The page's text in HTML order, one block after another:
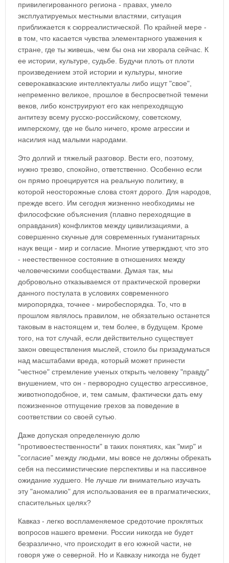
привилегированного региона - правах, умело
эксплуатируемых местными властями, ситуация
приближается к сюрреалистической. По крайней мере -
в том, что касается чувства элементарного уважения к
стране, где ты живешь, чем бы она ни хворала сейчас. К
ее истории, культуре, судьбе. Будучи плоть от плоти
произведением этой истории и культуры, многие
северокавказские интеллектуалы либо ищут "свое",
непременно великое, прошлое в беспросветной темени
веков, либо конструируют его как непреходящую
антитезу всему русско-российскому, советскому,
имперскому, где не было ничего, кроме агрессии и
насилия над малыми народами.
Это долгий и тяжелый разговор. Вести его, поэтому,
нужно трезво, спокойно, ответственно. Особенно если
он прямо проецируется на реальную политику, в
которой неосторожные слова стоят дорого. Для народов,
прежде всего. Им сегодня жизненно необходимы не
философские объяснения (плавно переходящие в
оправдания) конфликтов между цивилизациями, а
совершенно скучные для современных гуманитарных
наук вещи - мир и согласие. Многие утверждают, что это
- неестественное состояние в отношениях между
человеческими сообществами. Думая так, мы
добровольно отказываемся от практической проверки
данного постулата в условиях современного
миропорядка, точнее - миробеспорядка. То, что в
прошлом являлось правилом, не обязательно останется
таковым в настоящем и, тем более, в будущем. Кроме
того, на тот случай, если действительно существует
закон овеществления мыслей, стоило бы призадуматься
над масштабами вреда, который может принести
"честное" стремление ученых открыть человеку "правду"
внушением, что он - первородно существо агрессивное,
животноподобное, и, тем самым, фактически дать ему
пожизненное отпущение грехов за поведение в
соответствии со своей сутью.
Даже допуская определенную долю
"противоестественности" в таких понятиях, как "мир" и
"согласие" между людьми, мы вовсе не должны обрекать
себя на пессимистические перспективы и на пассивное
ожидание худшего. Не лучше ли внимательно изучать
эту "аномалию" для использования ее в прагматических,
спасительных целях?
Кавказ - легко воспламеняемое средоточие проклятых
вопросов нашего времени. России никогда не будет
безразлично, что происходит в его южной части, не
говоря уже о северной. Но и Кавказу никогда не будет